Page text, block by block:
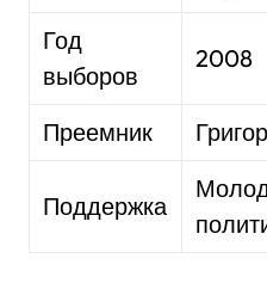
Год
выборов
2008
Преемник
Поддержка